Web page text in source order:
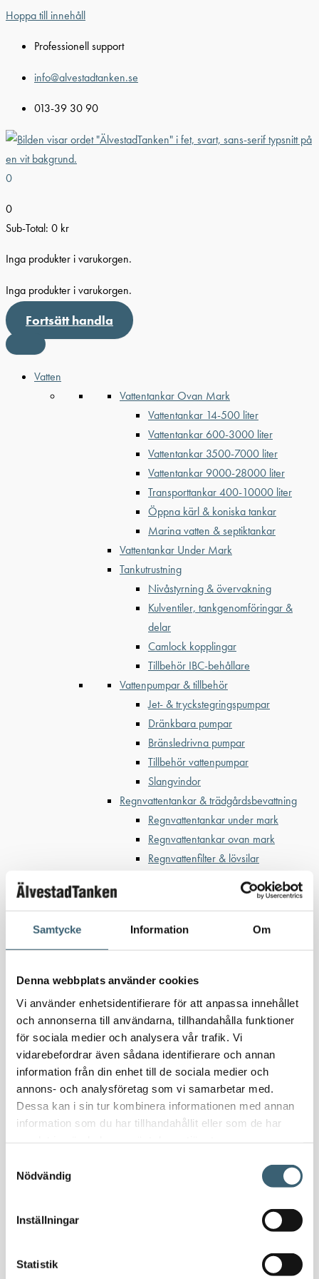
Samtycke Information Om
Denna webbplats använder cookies
Vi använder enhetsidentifierare för att anpassa innehållet
och annonserna till användarna, tillhandahålla funktioner
för sociala medier och analysera vår trafik. Vi
vidarebefordrar även sådana identifierare och annan
information från din enhet till de sociala medier och
annons- och analysföretag som vi samarbetar med.
Dessa kan i sin tur kombinera informationen med annan
information som du har tillhandahållit eller som de har
Nödvändig
Inställningar
Statistik
Hoppa till innehåll
Professionell support
info@alvestadtanken.se
013-39 30 90
0
0
Sub-Total: 0 kr
Inga produkter i varukorgen.
Inga produkter i varukorgen.
Fortsätt handla
Vatten
Vattentankar Ovan Mark
Vattentankar 14-500 liter
Vattentankar 600-3000 liter
Vattentankar 3500-7000 liter
Vattentankar 9000-28000 liter
Transporttankar 400-10000 liter
Öppna kärl & koniska tankar
Marina vatten & septiktankar
Vattentankar Under Mark
Tankutrustning
Nivåstyrning & övervakning
Kulventiler, tankgenomföringar &
delar
Camlock kopplingar
Tillbehör IBC-behållare
Vattenpumpar & tillbehör
Jet- & tryckstegringspumpar
Dränkbara pumpar
Bränsledrivna pumpar
Tillbehör vattenpumpar
Slangvindor
Regnvattentankar & trädgårdsbevattning
Regnvattentankar under mark
Regnvattentankar ovan mark
Regnvattenfilter & lövsilar
Bufferttankar till växtskyddsspruta
Vattenplattformar
Vattenvagnar
Nödvattenutrustning
Specialsvetsade lagringstankar
Ståltankar för lagring, transport & process
AdBlue
AdBluetankar
AdBlue transporttankar
AdBluepumpar & tillbehör
Diesel
Dieseltank reservdelar & tillbehör